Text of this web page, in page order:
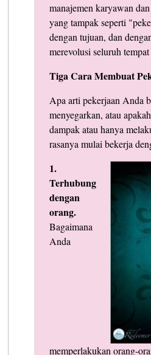
manajemen karyawan
yang tampak seperti
dengan tujuan, dan
merevolusi seluruh
Tiga Cara Membuat
Apa arti pekerjaan Anda
menyegarkan, atau
dampak atau hanya
rasanya mulai bekerja
1.
Terhubung
dengan
orang.
Bagaimana
Anda
memperlakukan orang-